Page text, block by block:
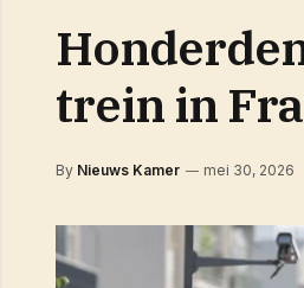
trein in
By Nieuws Kamer mei 30, 2026